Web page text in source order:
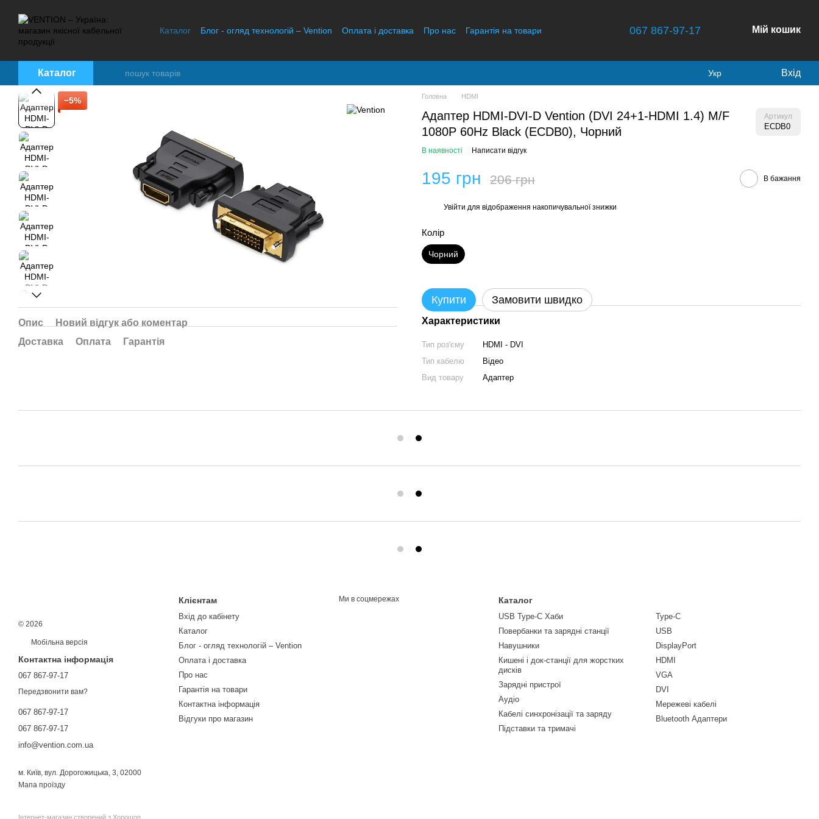
Каталог Блог - огляд технологій – Vention Оплата і доставка Про нас
Гарантія на товари
067 867-97-17 Мій кошик
Каталог Укр Вхід
−5%
Опис
Новий відгук або коментар
Доставка
Оплата Гарантія
Головна HDMI
Адаптер HDMI-DVI-D Vention (DVI 24+1-HDMI 1.4) M/F
1080P 60Hz Black (ECDB0), Чорний
Артикул
ECDB0
В наявності Написати відгук
195 грн 206 грн В бажання
Увійти для відображення накопичувальної знижки
Колір
Чорний
Купити Замовити швидко
Характеристики
Тип роз'єму
HDMI - DVI
Тип кабелю
Відео
Вид товару
Адаптер
© 2026
Мобільна версія
Контактна інформація
067 867-97-17
Передзвонити вам?
067 867-97-17
067 867-97-17
info@vention.com.ua
м. Київ, вул. Дорогожицька, 3, 02000
Мапа проїзду
Інтернет-магазин створений з Хорошоп
Клієнтам
Вхід до кабінету
Каталог
Блог - огляд технологій – Vention
Оплата і доставка
Про нас
Гарантія на товари
Контактна інформація
Відгуки про магазин
Ми в соцмережах Каталог
USB Type-C Хаби
Повербанки та зарядні станції
Навушники
Кишені і док-станції для жорстких
дисків
Зарядні пристрої
Аудіо
Кабелі синхронізації та заряду
Підставки та тримачі
Type-C
USB
DisplayPort
HDMI
VGA
DVI
Мережеві кабелі
Bluetooth Адаптери